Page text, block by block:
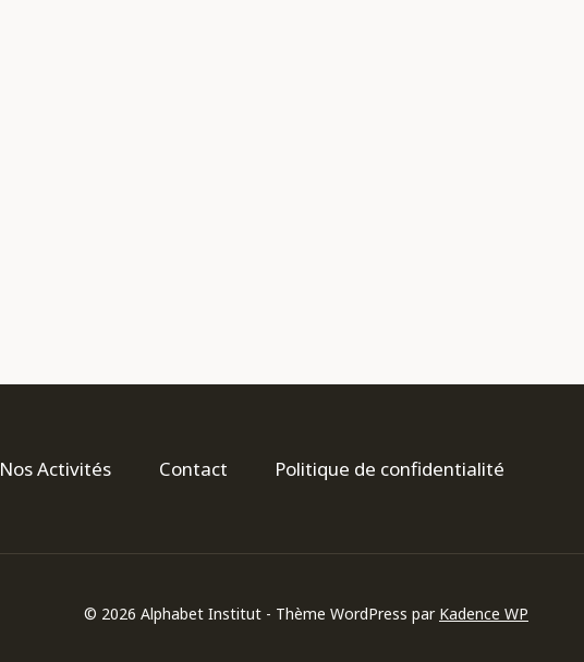
Nos Activités Contact Politique de confidentialité
© 2026 Alphabet Institut - Thème WordPress par Kadence WP